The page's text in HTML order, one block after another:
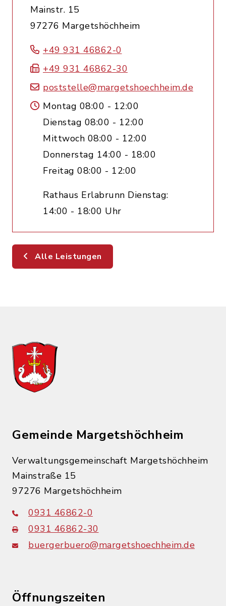
Mainstr. 15
97276 Margetshöchheim
+49 931 46862-0
+49 931 46862-30
poststelle@margetshoechheim.de
Montag 08:00 - 12:00
Dienstag 08:00 - 12:00
Mittwoch 08:00 - 12:00
Donnerstag 14:00 - 18:00
Freitag 08:00 - 12:00
Rathaus Erlabrunn Dienstag:
14:00 - 18:00 Uhr
Alle Leistungen
Gemeinde Margetshöchheim
Verwaltungsgemeinschaft Margetshöchheim
Mainstraße 15
97276 Margetshöchheim
0931 46862-0
0931 46862-30
buergerbuero@margetshoechheim.de
Öffnungszeiten